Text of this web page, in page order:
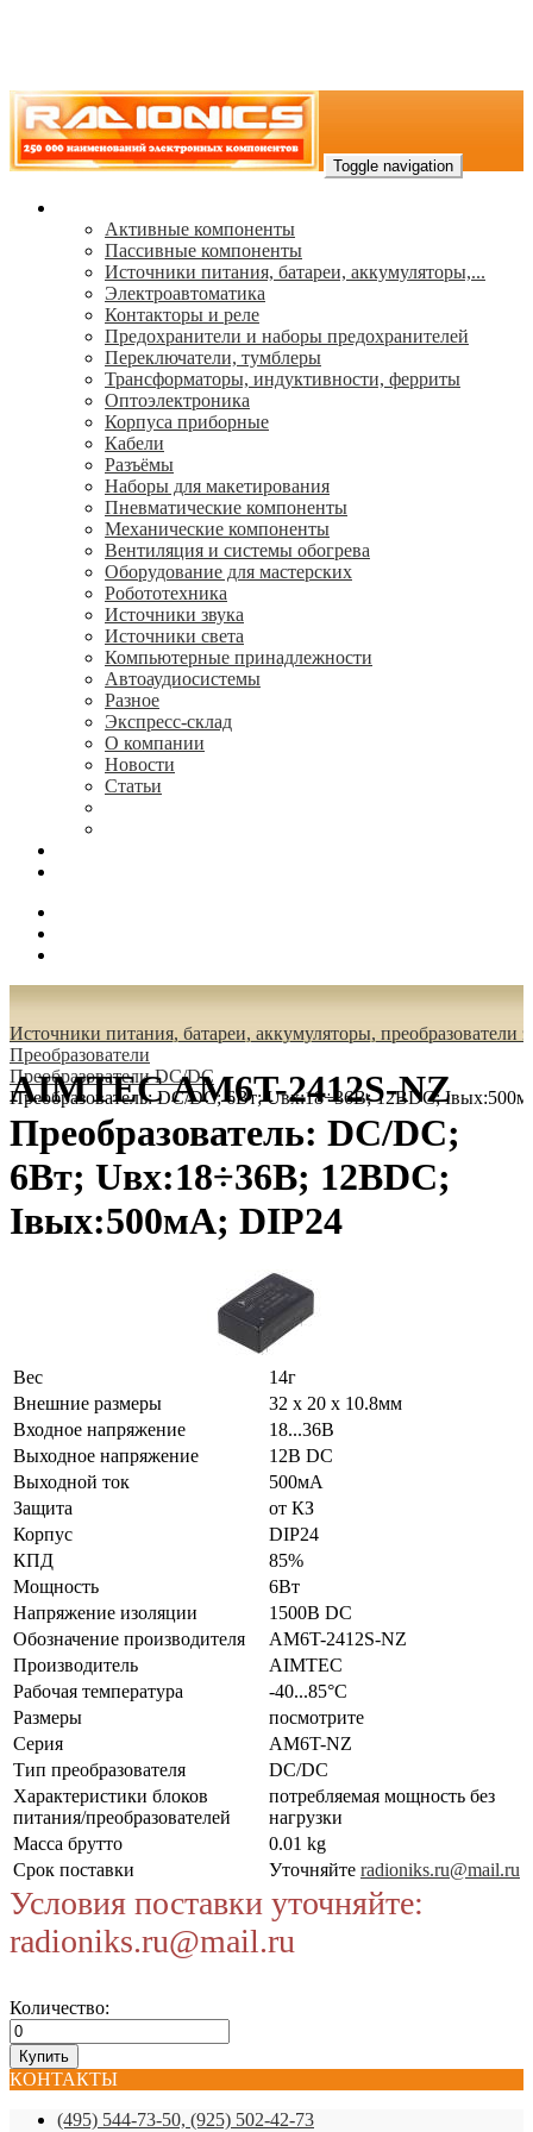
Toggle navigation
Активные компоненты
Пассивные компоненты
Источники питания, батареи, аккумуляторы,...
Электроавтоматика
Контакторы и реле
Предохранители и наборы предохранителей
Переключатели, тумблеры
Трансформаторы, индуктивности, ферриты
Oптоэлектроника
Корпуса приборные
Кабели
Разъёмы
Наборы для макетирования
Пневматические компоненты
Механические компоненты
Вентиляция и системы обогрева
Оборудование для мастерских
Робототехника
Источники звука
Источники света
Компьютерные принадлежности
Автоаудиосистемы
Разное
Экспресс-склад
О компании
Новости
Статьи
Источники питания, батареи, аккумуляторы, преобразователи
Преобразователи
Преобразователи DC/DC
Преобразователь: DC/DC; 6Вт; Uвх:18÷36В; 12ВDC;
AIMTEC AM6T-2412S-NZ
Преобразователь: DC/DC;
6Вт; Uвх:18÷36В; 12ВDC;
Iвых:500мА; DIP24
Вес
14г
Внешние размеры
32 x 20 x 10.8мм
Входное напряжение
18...36В
Выходное напряжение
12В DC
Выходной ток
500мА
Защита
от КЗ
Корпус
DIP24
КПД
85%
Мощность
6Вт
Напряжение изоляции
1500В DC
Обозначение производителя
AM6T-2412S-NZ
Производитель
AIMTEC
Рабочая температура
-40...85°C
Размеры
посмотрите
Серия
AM6T-NZ
Тип преобразователя
DC/DC
Характеристики блоков
питания/преобразователей
потребляемая мощность без
нагрузки
Масса брутто
0.01 kg
Срок поставки
Уточняйте radioniks.ru@mail.ru
Условия поставки уточняйте:
radioniks.ru@mail.ru
Количество:
КОНТАКТЫ
(495) 544-73-50, (925) 502-42-73